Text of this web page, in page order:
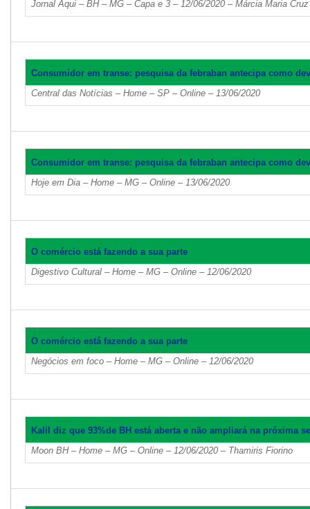
Jornal Aqui – BH – MG – Capa e 3 – 12/06/2020 – Márcia Maria
Consumidor em transe: pesquisa da febraban antecipa como
Central das Notícias – Home – SP – Online – 13/06/2020
Consumidor em transe: pesquisa da febraban antecipa como
Hoje em Dia – Home – MG – Online – 13/06/2020
O comércio está fazendo a sua parte
Digestivo Cultural – Home – MG – Online – 12/06/2020
O comércio está fazendo a sua parte
Negócios em foco – Home – MG – Online – 12/06/2020
Kalil diz que 93%de BH está aberta e não ampliará na próxima
Moon BH – Home – MG – Online – 12/06/2020 – Thamiris Fiorino